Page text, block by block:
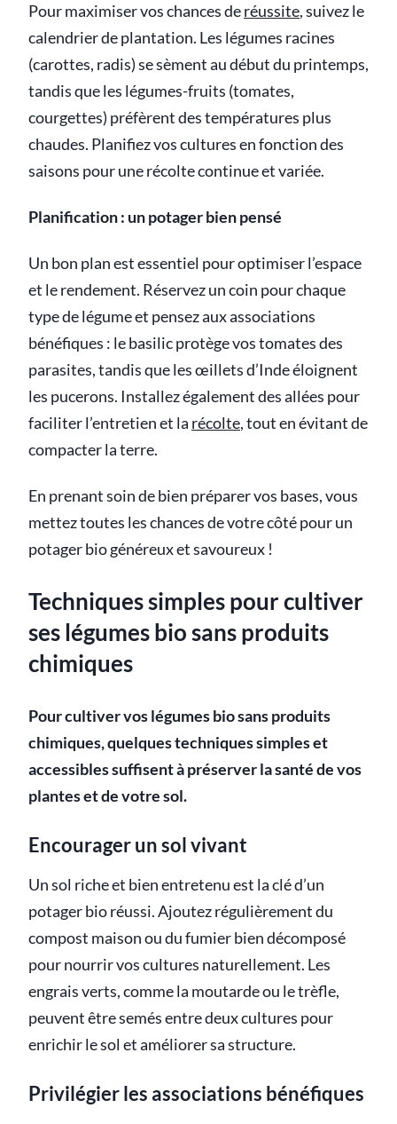
Pour maximiser vos chances deréussite, suivez le
calendrier de plantation. Les légumes racines
(carottes, radis) se sèment au début du printemps,
tandis que les légumes-fruits (tomates,
courgettes) préfèrent des températures plus
chaudes. Planifiez vos cultures en fonction des
saisons pour une récolte continue et variée.
Planification : un potager bien pensé
Un bon plan est essentiel pour optimiser l’espace
et le rendement. Réservez un coin pour chaque
type de légume et pensez aux associations
bénéfiques : le basilic protège vos tomates des
parasites, tandis que les œillets d’Inde éloignent
les pucerons. Installez également des allées pour
faciliter l’entretien et la récolte, tout en évitant de
compacter la terre.
En prenant soin de bien préparer vos bases, vous
mettez toutes les chances de votre côté pour un
potager bio généreux et savoureux !
Techniques simples pour cultiver
ses légumes bio sans produits
chimiques
Pour cultiver vos légumes bio sans produits
chimiques, quelques techniques simples et
accessibles suffisent à préserver la santé de vos
plantes et de votre sol.
Encourager un sol vivant
Un sol riche et bien entretenu est la clé d’un
potager bio réussi. Ajoutez régulièrement du
compost maison ou du fumier bien décomposé
pour nourrir vos cultures naturellement. Les
engrais verts, comme la moutarde ou le trèfle,
peuvent être semés entre deux cultures pour
enrichir le sol et améliorer sa structure.
Privilégier les associations bénéfiques